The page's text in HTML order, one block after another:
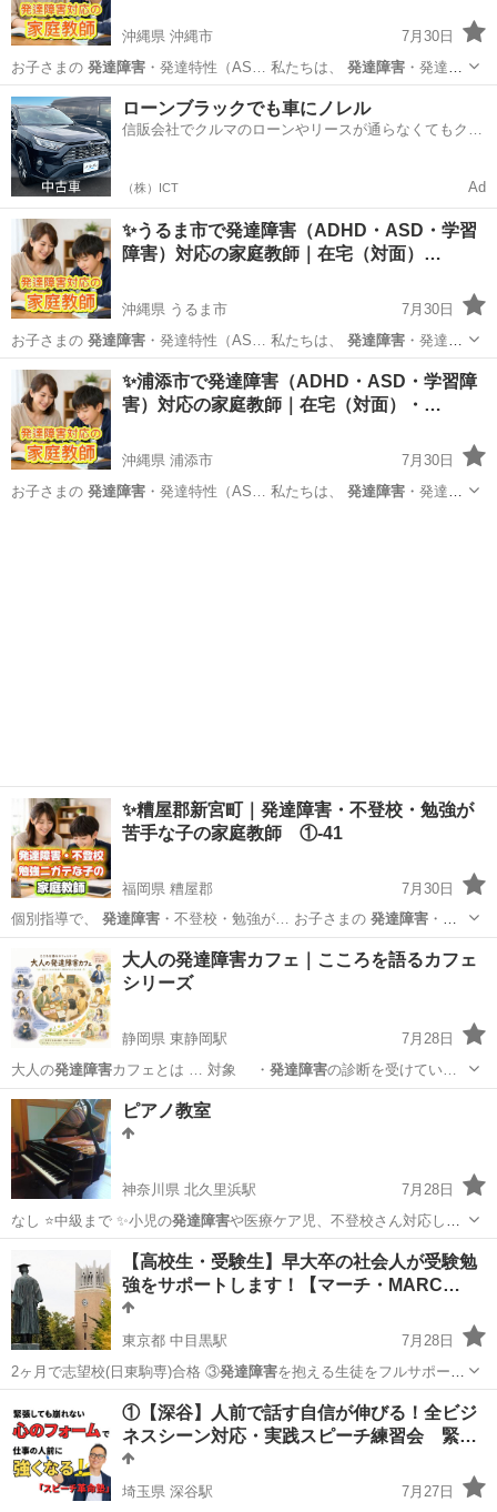
沖縄県 沖縄市
7月30日
お子さまの 発達障害 ・発達特性（AS… 私たちは、 発達障害・発達特
性のある… ity ●発達障害のあるお子さまへ… 学習設計発達障害
（ASD・ADH… ▶ アーチの発達障害 サポートについて… 教師...
沖縄 沖縄市 家庭教師 発達障害
ローンブラックでも車にノレル
信販会社でクルマのローンやリースが通らなくてもクル
（株）ICT Ad
✨うるま市で発達障害（ADHD・ASD・学習
障害）対応の家庭教師｜在宅（対面）…
沖縄県 うるま市
7月30日
お子さまの 発達障害 ・発達特性（AS… 私たちは、 発達障害・発達特
性のある… uma ●発達障害のあるお子さまへ… スの調整発達障害
（ASD・ADH… ▶ アーチの発達障害サポートについて… 教師...
沖縄 うるま市 家庭教師 発達障害
✨浦添市で発達障害（ADHD・ASD・学習障
害）対応の家庭教師｜在宅（対面）・…
沖縄県 浦添市
7月30日
お子さまの 発達障害 ・発達特性（AS… 私たちは、 発達障害・発達特
✨糟屋郡新宮町｜発達障害・不登校・勉強が
苦手な子の家庭教師 ①-41
福岡県 糟屋郡
7月30日
個別指導で、 発達障害 ・不登校・勉強が… お子さまの 発達障害・不
登校・学習面… 私たちは、発達障害・不登校・勉強が… アーチで
は、発達障害や不登校のお子さ… 異なります。発達障害や不登校が
あって…
糟屋郡 家庭教師 発達障害
大人の発達障害カフェ｜こころを語るカフェ
シリーズ
静岡県 東静岡駅
7月28日
大人の発達障害 カフェとは … 対象 ・ 発達障害の診断を受けてい…
静岡 静岡市 東静岡駅
ピアノ教室
神奈川県 北久里浜駅
7月28日
なし ⭐️中級まで ✨️小児の発達障害や医療ケア児、不登校さん対応して
ます…
横須賀市 北久里浜駅 ピアノ 車椅子
【高校生・受験生】早大卒の社会人が受験勉
強をサポートします！【マーチ・MARC…
東京都 中目黒駅
7月28日
2ヶ月で志望校(日東駒専)合格 ③発達障害を抱える生徒をフルサポート
して大学進…
中目黒駅 家庭教師 偏差値
①【深谷】人前で話す自信が伸びる！全ビジ
ネスシーン対応・実践スピーチ練習会 緊…
埼玉県 深谷駅
7月27日